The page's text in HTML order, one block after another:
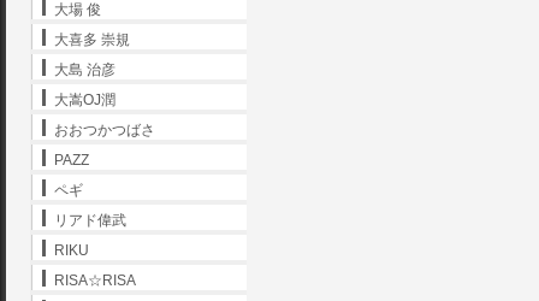
大場 俊
大喜多 崇規
大島 治彦
大嵩OJ潤
おおつかつばさ
PAZZ
ペギ
リアド偉武
RIKU
RISA☆RISA